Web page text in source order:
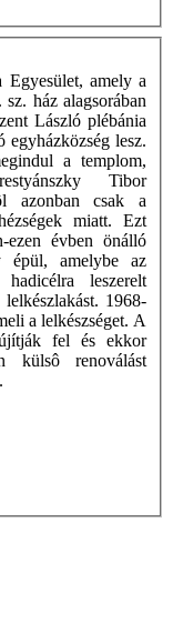
amely a
ház alagsorában
László plébánia
egyházközség lesz.
a templom,
Tibor
azonban csak a
miatt. Ezt
ezen évben önálló
épül, amelybe az
leszerelt
1968-
a lelkészséget. A
fel és ekkor
külsô renoválást